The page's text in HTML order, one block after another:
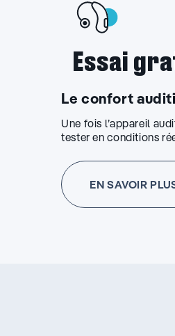
Essai
Le confort
Une fois l’appareil
tester en conditions
EN SAVOIR